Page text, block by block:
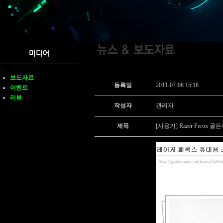
보도자료
이벤트
리뷰
등록일 2011-07-08 15:18
작성자 관리자
제목 [사용기] Razer Ferox 골